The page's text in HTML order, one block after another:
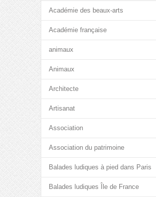
Académie des beaux-arts
Académie française
animaux
Animaux
Architecte
Artisanat
Association
Association du patrimoine
Balades ludiques à pied dans Paris
Balades ludiques Île de France